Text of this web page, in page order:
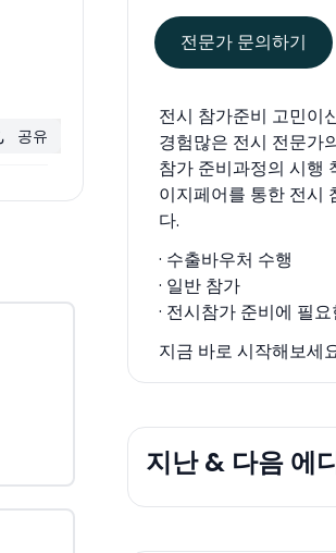
공유
전문가 문의하기
전시 참가준비 고민이
경험많은 전시 전문가
참가 준비과정의 시행
이지페어를 통한 전시
다.
· 수출바우처 수행
· 일반 참가
· 전시참가 준비에 필
지금 바로 시작해보세
지난 & 다음 에